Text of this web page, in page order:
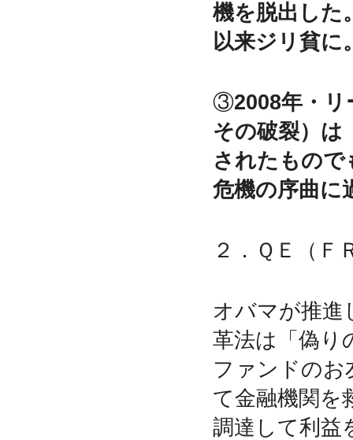
機を脱出した
以来ジリ貧に
③2008年・
その破裂）は
されたもので
危機の序曲に
２．ＱＥ（Ｆ
オバマが推進
革法は「偽り
ファンドのお
て金融機関を
調達して利益